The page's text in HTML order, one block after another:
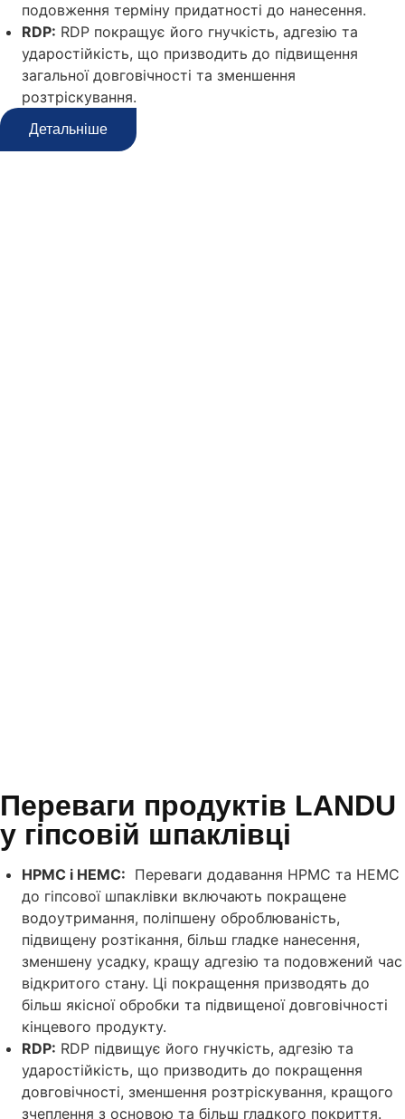
подовження терміну придатності до нанесення.
RDP: RDP покращує його гнучкість, адгезію та
ударостійкість, що призводить до підвищення
загальної довговічності та зменшення
розтріскування.
Детальніше
Переваги продуктів LANDU
у гіпсовій шпаклівці
HPMC і HEMC: Переваги додавання HPMC та HEMC
до гіпсової шпаклівки включають покращене
водоутримання, поліпшену оброблюваність,
підвищену розтікання, більш гладке нанесення,
зменшену усадку, кращу адгезію та подовжений час
відкритого стану. Ці покращення призводять до
більш якісної обробки та підвищеної довговічності
кінцевого продукту.
RDP: RDP підвищує його гнучкість, адгезію та
ударостійкість, що призводить до покращення
довговічності, зменшення розтріскування, кращого
зчеплення з основою та більш гладкого покриття.